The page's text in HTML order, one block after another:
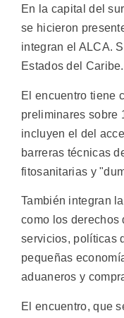
En la capital del
se hicieron
integran el ALCA.
Estados del Caribe.
El encuentro tiene
preliminares sobre
incluyen el del
barreras técnicas
fitosanitarias y
También integran
como los derechos
servicios, políticas
pequeñas
aduaneros y
El encuentro, que